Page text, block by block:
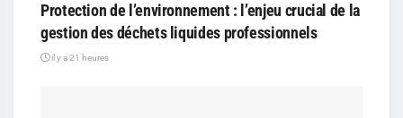
Protection de l’environnement : l’enjeu crucial de la
gestion des déchets liquides professionnels
il y a 21 heures